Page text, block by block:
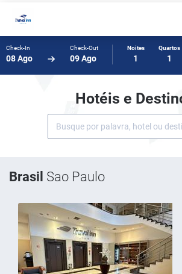
Check-In
08 Ago
Check-Out
09 Ago
Noites
1
Quartos
1
Hotéis e
Brasil Sao Paulo